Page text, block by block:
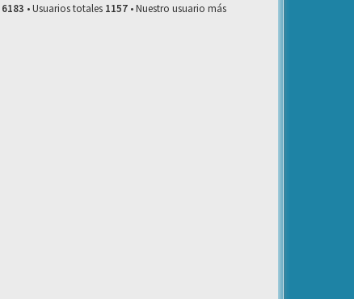
6183 • Usuarios totales 1157 • Nuestro usuario más